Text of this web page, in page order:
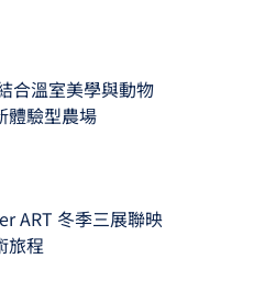
合溫室美學與動物
驗型農場
ART 冬季三展聯映
旅程